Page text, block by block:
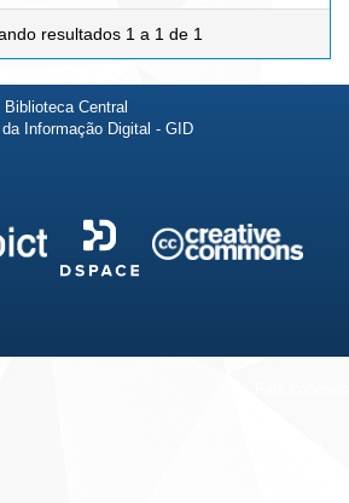
resultados 1 a 1 de 1
Central
Informação Digital - GID